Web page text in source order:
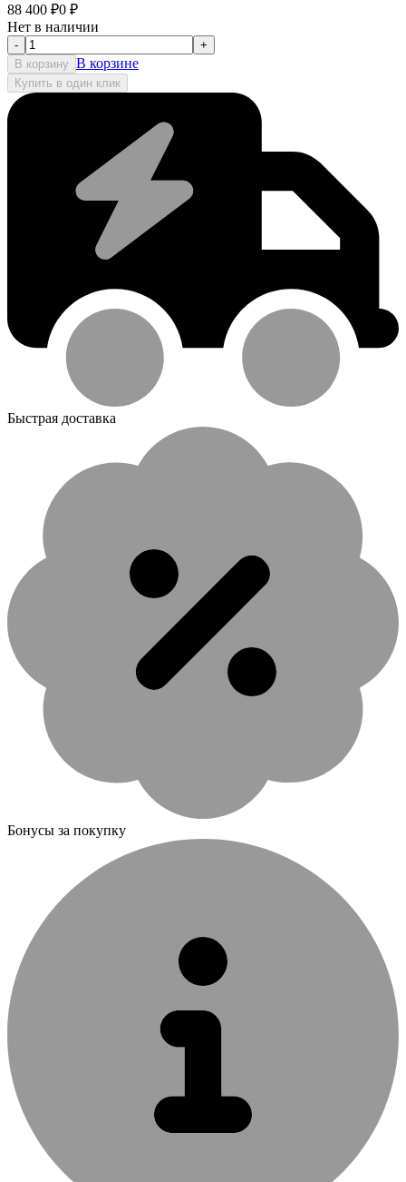
88 400 ₽0 ₽
Нет в наличии
-
+
В корзину В корзине
Купить в один клик
Быстрая доставка
Бонусы за покупку